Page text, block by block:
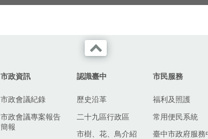
市政資訊
市政會議紀錄
市政會議專案報告
簡報
認識臺中
歷史沿革
二十九區行政區
市樹、花、鳥介紹
市民服務
福利及照護
常用便民系統
臺中市政府服務